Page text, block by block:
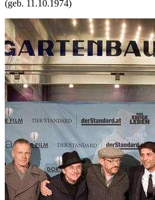
(geb. 11.10.1974)